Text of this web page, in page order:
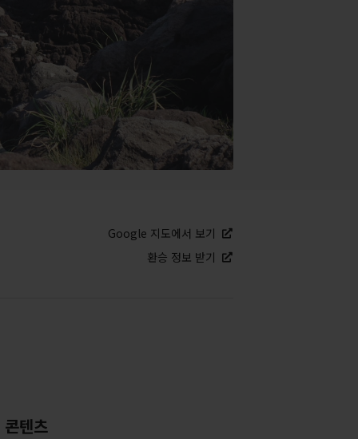
Google 지도에서 보기
환승 정보 받기
텐츠